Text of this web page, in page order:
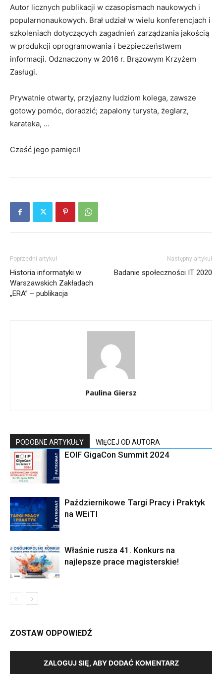
Autor licznych publikacji w czasopismach naukowych i
popularnonaukowych. Brał udział w wielu konferencjach i
szkoleniach dotyczących zagadnień zarządzania jakością
w produkcji oprogramowania i bezpieczeństwem
informacji. Odznaczony w 2016 r. Brązowym Krzyżem
Zasługi.
Prywatnie otwarty, przyjazny ludziom kolega, zawsze
gotowy pomóc, doradzić; zapalony turysta, żeglarz,
karateka, …
Cześć jego pamięci!
Poprzedni artykuł
Historia informatyki w
Warszawskich Zakładach
„ERA” – publikacja
Następny artykuł
Badanie społeczności IT 2020
Paulina Giersz
PODOBNE ARTYKUŁY WIĘCEJ OD AUTORA
EOIF GigaCon Summit 2024
Październikowe Targi Pracy i Praktyk
na WEiTI
Właśnie rusza 41. Konkurs na
najlepsze prace magisterskie!
ZOSTAW ODPOWIEDŹ
ZALOGUJ SIĘ, ABY DODAĆ KOMENTARZ